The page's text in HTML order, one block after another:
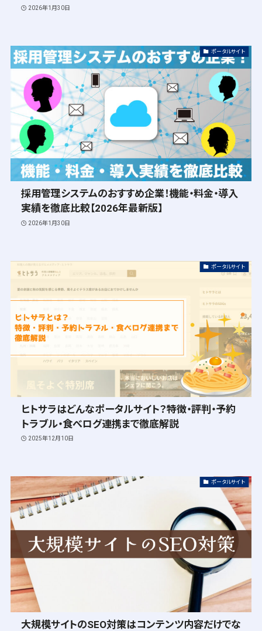
2026年1月30日
ポータルサイト
採用管理システムのおすすめ企業！機能・料金・導入
実績を徹底比較【2026年最新版】
2026年1月30日
ポータルサイト
ヒトサラはどんなポータルサイト？特徴・評判・予約
トラブル・食べログ連携まで徹底解説
2025年12月10日
ポータルサイト
大規模サイトのSEO対策はコンテンツ内容だけでな